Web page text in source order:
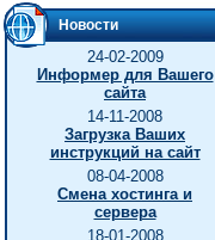
Новости
24-02-2009
Информер для Вашего
сайта
14-11-2008
Загрузка Ваших
инструкций на сайт
08-04-2008
Смена хостинга и
сервера
18-01-2008